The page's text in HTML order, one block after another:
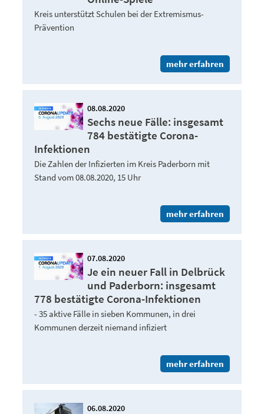
Kreis unterstützt Schulen bei der Extremismus-
Prävention
mehr erfahren
08.08.2020
Sechs neue Fälle: insgesamt
784 bestätigte Corona-
Infektionen
Die Zahlen der Infizierten im Kreis Paderborn mit
Stand vom 08.08.2020, 15 Uhr
mehr erfahren
07.08.2020
Je ein neuer Fall in Delbrück
und Paderborn: insgesamt
778 bestätigte Corona-Infektionen
- 35 aktive Fälle in sieben Kommunen, in drei
Kommunen derzeit niemand infiziert
mehr erfahren
06.08.2020